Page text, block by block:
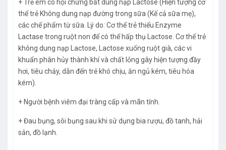
+ Trẻ em có hội chứng bất dung nạp Lactose (Hiện tượng cơ
thể trẻ Không dung nạp đường trong sữa (Kế cả sữa mẹ),
các chế phẩm từ sữa. Lý do: Cơ thể trẻ thiểu Enzyme
Lactase trong ruột non để có thể hấp thụ Lactose. Cơ thể trẻ
không dung nạp Lactose, Lactose xuống ruột già, các vi
khuẩn phân hủy thành khí và chất lỏng gây hiện tượng đầy
hơi, tiêu chảy, dẫn đến trẻ khó chịu, ăn ngủ kém, tiêu hóa
kém).
+ Người bệnh viêm đại tràng cấp và mãn tính.
+ Đau bụng, sôi bụng sau khi sử dụng bia rượu, đồ tanh, hải
sản, đồ lạnh.